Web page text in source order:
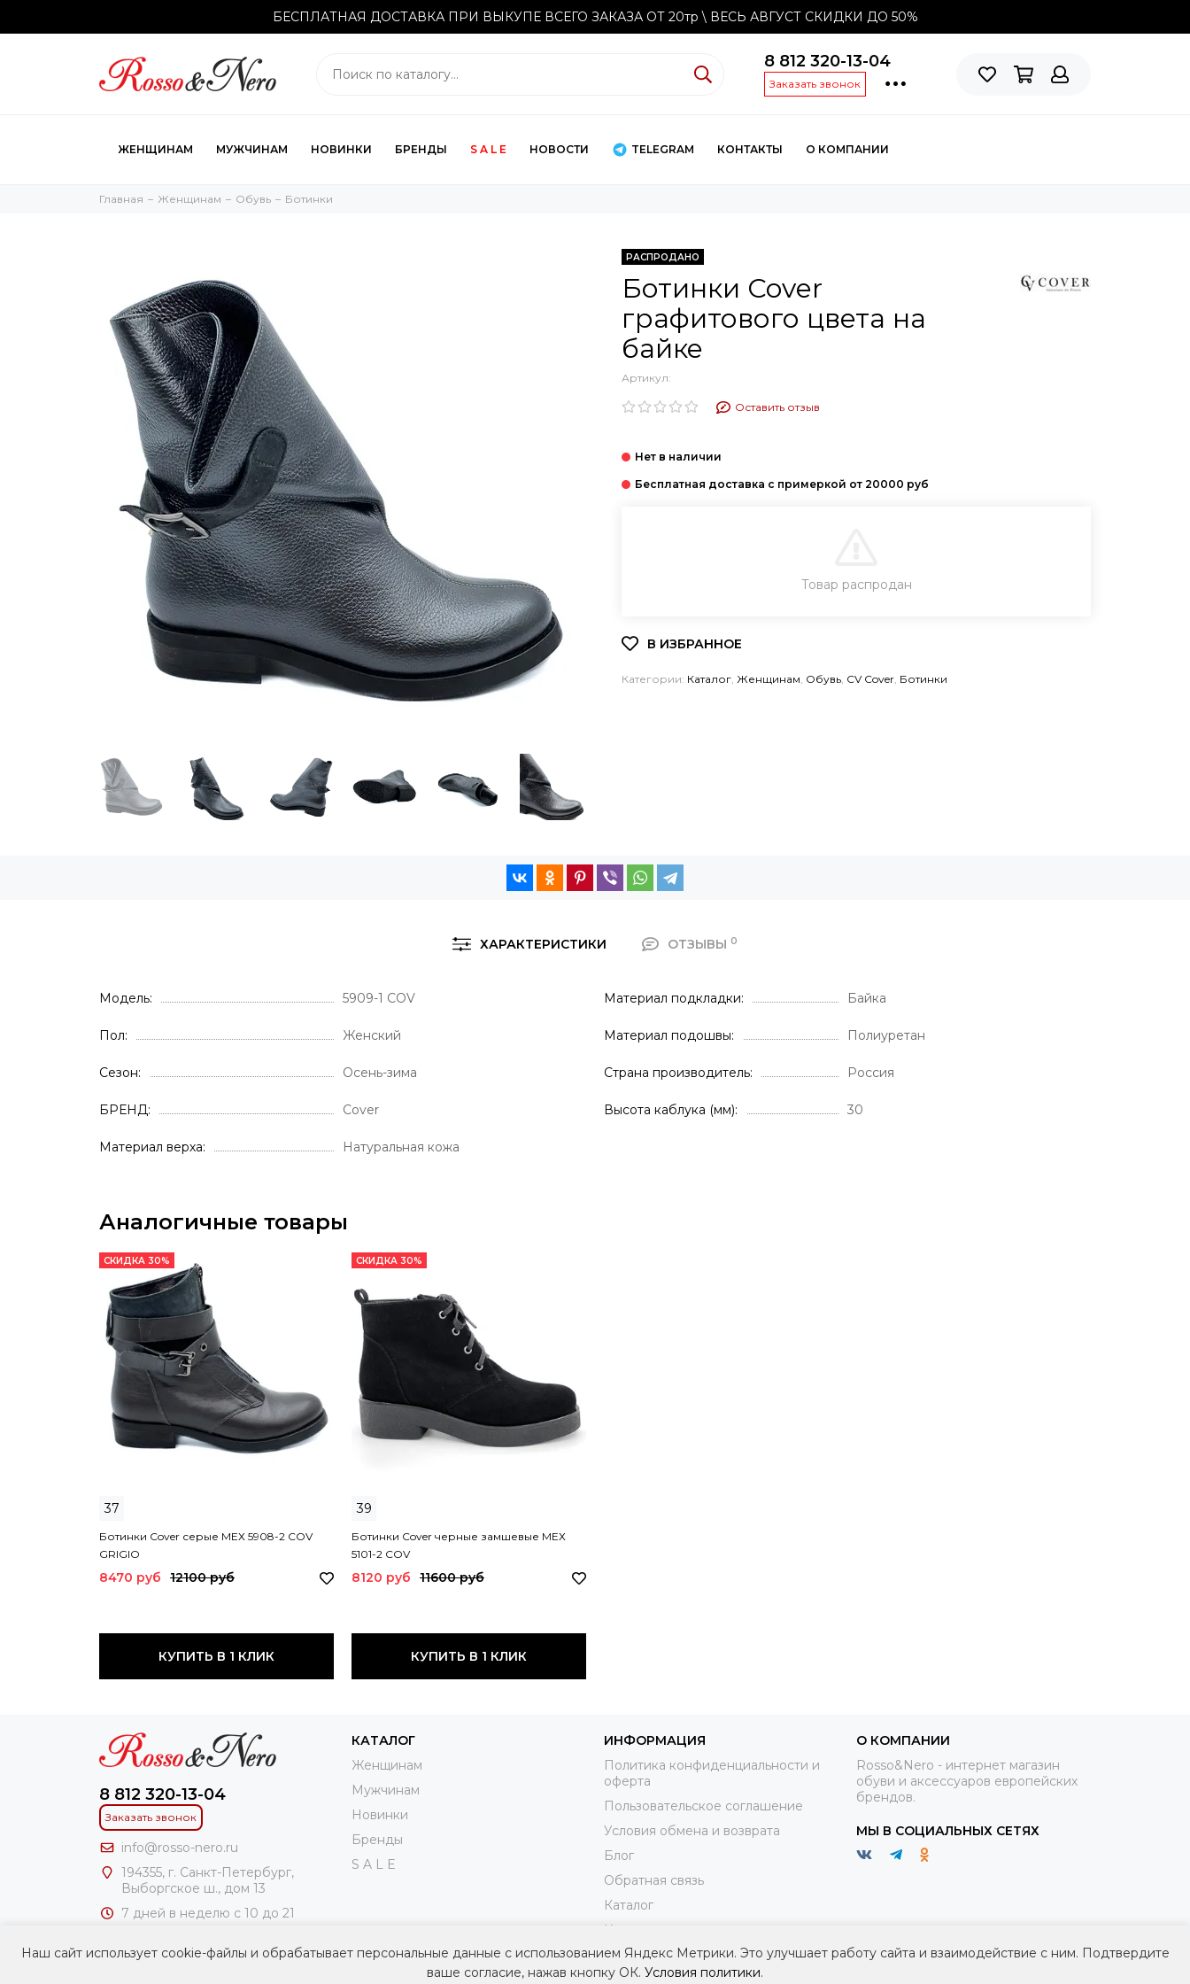
БЕСПЛАТНАЯ ДОСТАВКА ПРИ ВЫКУПЕ ВСЕГО ЗАКАЗА ОТ 20тр \ ВЕСЬ АВГУСТ СКИДКИ ДО 50%
8 812 320-13-04
Заказать звонок
ЖЕНЩИНАМ МУЖЧИНАМ НОВИНКИ БРЕНДЫ S A L E НОВОСТИ TELEGRAM КОНТАКТЫ О КОМПАНИИ
Главная Женщинам Обувь Ботинки
РАСПРОДАНО
Ботинки Cover
графитового цвета на
байке
Артикул:
Оставить отзыв
КУПИТЬ В 1 КЛИК
Товар распродан
Категории: Каталог Женщинам Обувь CV Cover Ботинки
ХАРАКТЕРИСТИКИ ОТЗЫВЫ 0
Модель 5909-1 COV
Пол Женский
Сезон Осень-зима
БРЕНД Cover
Материал верха Натуральная кожа
Материал подкладки Байка
Материал подошвы Полиуретан
Страна производитель Россия
Высота каблука (мм) 30
Аналогичные товары
СКИДКА 30%
37
Ботинки Cover серые МЕХ 5908-2 COV
GRIGIO
8470 руб 12100 руб
КУПИТЬ В 1 КЛИК
СКИДКА 30%
39
Ботинки Cover черные замшевые МЕХ
5101-2 COV
8120 руб 11600 руб
КУПИТЬ В 1 КЛИК
8 812 320-13-04
Заказать звонок
info@rosso-nero.ru
194355, г. Санкт-Петербург,
Выборгское ш., дом 13
7 дней в неделю с 10 до 21
ИП Чирлин Геннадий Ароновоч
КАТАЛОГ
Женщинам
Мужчинам
Новинки
Бренды
S A L E
ИНФОРМАЦИЯ
Политика конфиденциальности и
оферта
Пользовательское соглашение
Условия обмена и возврата
Блог
Обратная связь
Каталог
Контакты
Доставка
Оплата
О КОМПАНИИ
Rosso&Nero - интернет магазин
обуви и аксессуаров европейских
брендов.
МЫ В СОЦИАЛЬНЫХ СЕТЯХ
Наш сайт использует cookie-файлы и обрабатывает персональные данные с использованием Яндекс Метрики. Это улучшает работу сайта и взаимодействие с ним. Подтвердите
ваше согласие, нажав кнопку ОК. Условия политики.